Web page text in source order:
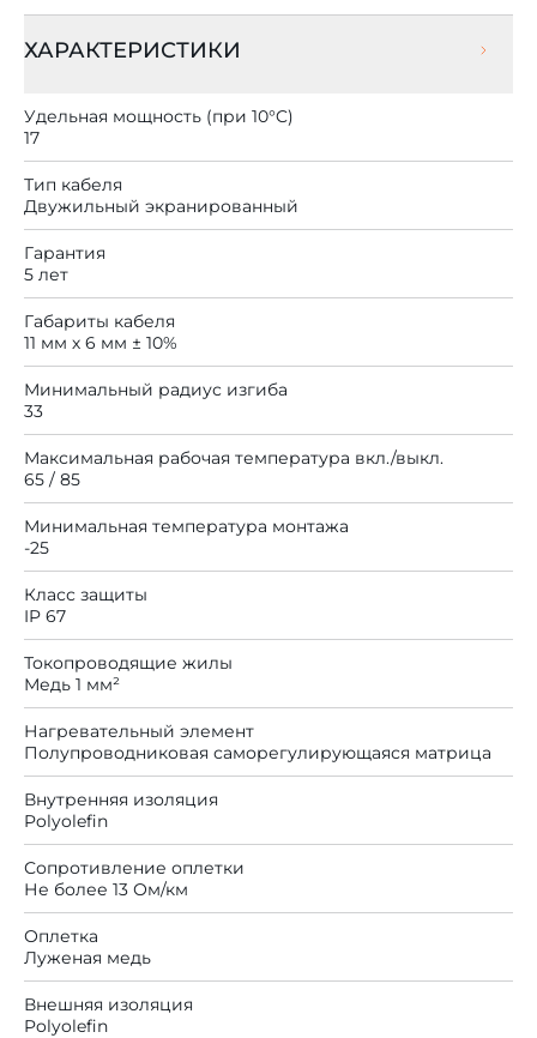
ХАРАКТЕРИСТИКИ
Удельная мощность (при 10°C)
17
Тип кабеля
Двужильный экранированный
Гарантия
5 лет
Габариты кабеля
11 мм х 6 мм ± 10%
Минимальный радиус изгиба
33
Максимальная рабочая температура вкл./выкл.
65 / 85
Минимальная температура монтажа
-25
Класс защиты
IP 67
Токопроводящие жилы
Медь 1 мм²
Нагревательный элемент
Полупроводниковая саморегулирующаяся матрица
Внутренняя изоляция
Polyolefin
Сопротивление оплетки
Не более 13 Ом/км
Оплетка
Луженая медь
Внешняя изоляция
Polyolefin